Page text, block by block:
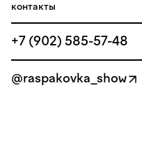
контакты
+7 (902) 585-57-48
@raspakovka_show